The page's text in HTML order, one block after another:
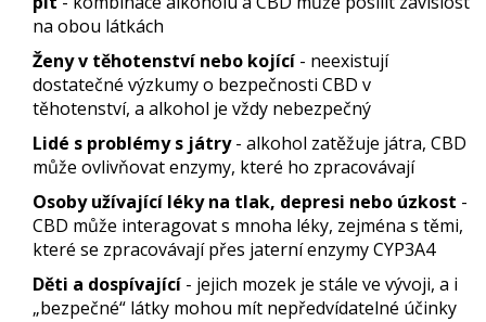
na obou látkách
Ženy v těhotenství nebo kojící - neexistují
dostatečné výzkumy o bezpečnosti CBD v
těhotenství, a alkohol je vždy nebezpečný
Lidé s problémy s játry- alkohol zatěžuje játra, CBD
může ovlivňovat enzymy, které ho zpracovávají
Osoby užívající léky na tlak, depresi nebo úzkost -
CBD může interagovat s mnoha léky, zejména s těmi,
které se zpracovávají přes jaterní enzymy CYP3A4
Děti a dospívající - jejich mozek je stále ve vývoji, a i
„bezpečné“ látky mohou mít nepředvídatelné účinky